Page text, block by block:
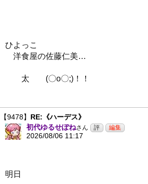
ひよっこ
洋食屋の佐藤仁美…
太 (〇o〇;)！！
【9478】 RE:《ハーデス》
初代ゆるせぽねさん
2026/08/06 11:17
明日